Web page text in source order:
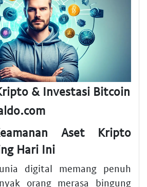
& Investasi Bitcoin
Aset Kripto
Hari Ini
digital memang penuh
orang merasa bingung